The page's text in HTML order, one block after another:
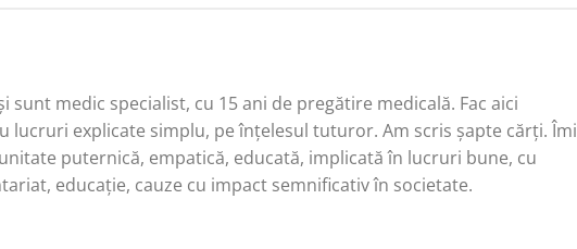
sunt medic specialist, cu 15 ani de pregătire medicală. Fac aici
lucruri explicate simplu, pe înțelesul tuturor. Am scris șapte cărți. Îmi
puternică, empatică, educată, implicată în lucruri bune, cu
educație, cauze cu impact semnificativ în societate.